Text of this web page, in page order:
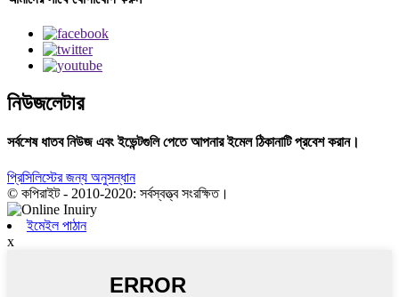
নিউজলেটার
সর্বশেষ ধাতব নিউজ এবং ইভেন্টগুলি পেতে আপনার ইমেল ঠিকানাটি প্রবেশ করান।
প্রিসিলিস্টের জন্য অনুসন্ধান
© কপিরাইট - 2010-2020: সর্বস্বত্ত্ব সংরক্ষিত।
ইমেইল পাঠান
x